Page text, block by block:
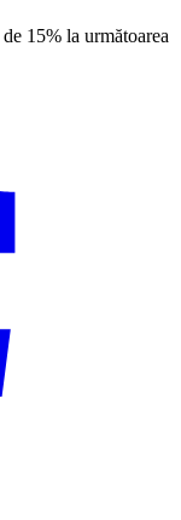
15% la următoarea